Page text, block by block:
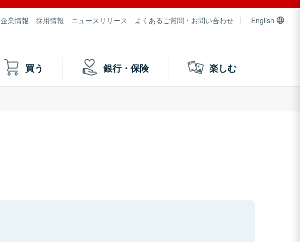
企業情報 採用情報 ニュースリリース よくあるご質問・お問い合わせ English
買う 銀行・保険 楽しむ